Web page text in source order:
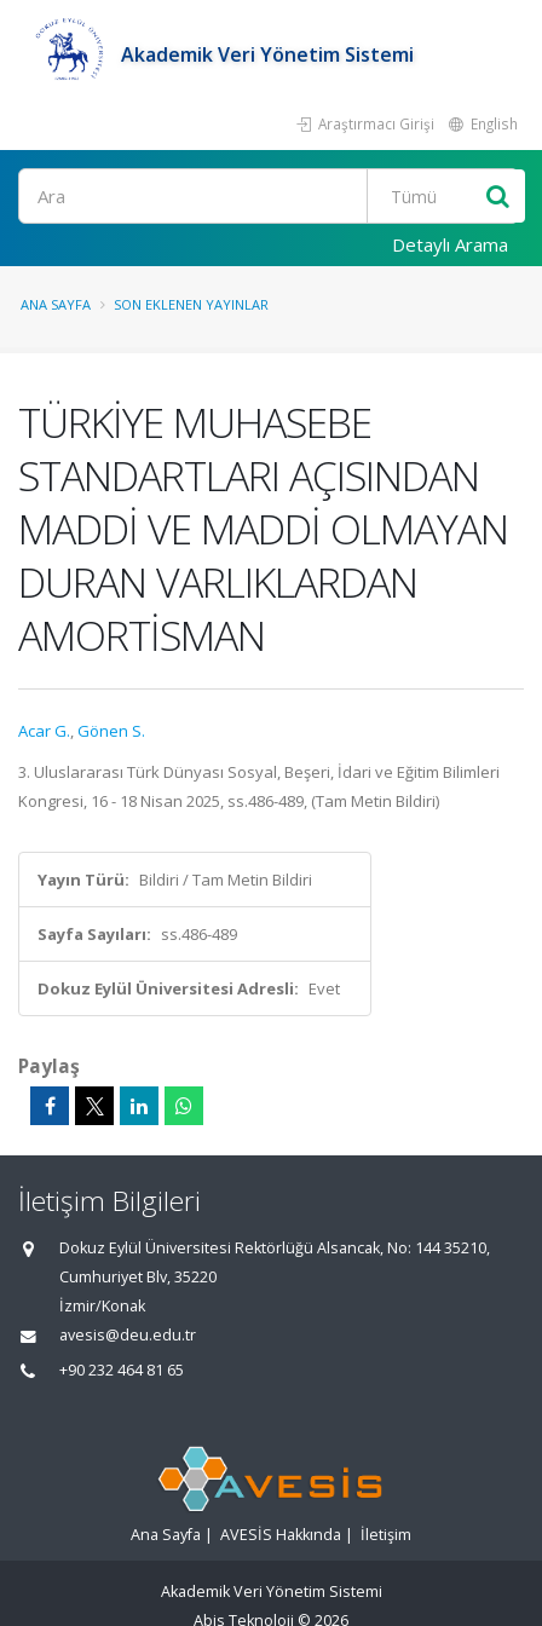
Akademik Veri Yönetim Sistemi
Araştırmacı Girişi English
Ara
Detaylı Arama
ANA SAYFA SON EKLENEN YAYINLAR
TÜRKİYE MUHASEBE
STANDARTLARI AÇISINDAN
MADDİ VE MADDİ OLMAYAN
DURAN VARLIKLARDAN
AMORTİSMAN
Acar G.,Gönen S.
3. Uluslararası Türk Dünyası Sosyal, Beşeri, İdari ve Eğitim Bilimleri
Kongresi, 16 - 18 Nisan 2025, ss.486-489, (Tam Metin Bildiri)
Yayın Türü: Bildiri / Tam Metin Bildiri
Sayfa Sayıları: ss.486-489
Dokuz Eylül Üniversitesi Adresli: Evet
Paylaş
İletişim Bilgileri
Dokuz Eylül Üniversitesi Rektörlüğü Alsancak, No: 144 35210,
Cumhuriyet Blv, 35220
İzmir/Konak
avesis@deu.edu.tr
+90 232 464 81 65
Ana Sayfa | AVESİS Hakkında | İletişim
Akademik Veri Yönetim Sistemi
Abis Teknoloji © 2026